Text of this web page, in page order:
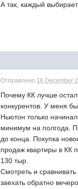
А так, каждый
Отправлено 16 December
Почему КК лучше
конкурентов. У меня
Ньютон только
минимум на полгода.
до конца. Покупка
продаж квартиры в КК
130 тыр.
Смотреть и
заехать обратно